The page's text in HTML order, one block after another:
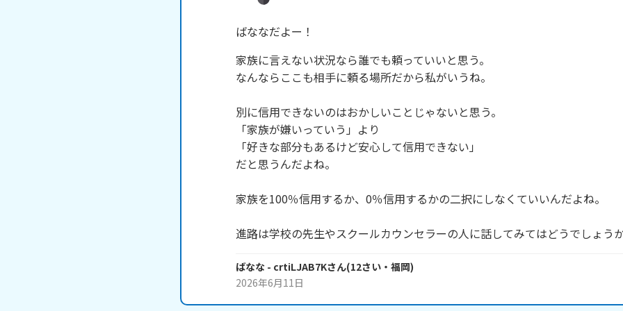
ばななだよー！
家族に言えない状況なら誰でも頼っていいと思う。
なんならここも相手に頼る場所だから私がいうね。
別に信用できないのはおかしいことじゃないと思う。
「家族が嫌いっていう」より
「好きな部分もあるけど安心して信用できない」
だと思うんだよね。
家族を100％信用するか、0％信用するかの二択にしなくていいんだよね。
進路は学校の先生やスクールカウンセラーの人に話してみてはどうでしょう
ばなな - crtiLJAB7Kさん(12さい・ 福岡)
2026年6月11日